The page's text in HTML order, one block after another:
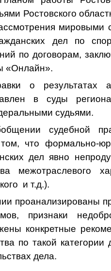
Ростовского
дел по
по договорам,
«Онлайн».
о результатах
в суды
судьями.
судебной
что формально-
дел явно
межотраслевого
и т.д.).
проанализированы
признаки
конкретные
по такой
дела.